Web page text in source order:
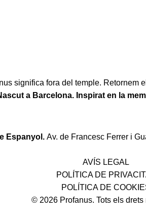
significa fora del temple. Retornem
a Barcelona. Inspirat en la
Espanyol. Av. de Francesc Ferrer i
AVÍS LEGAL
POLÍTICA DE
POLÍTICA DE
© 2026 Profanus. Tots els drets